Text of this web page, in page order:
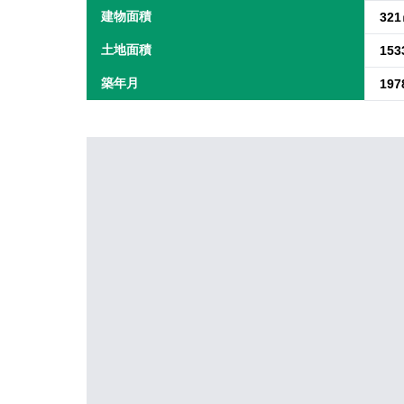
建物面積 321
土地面積
築年月